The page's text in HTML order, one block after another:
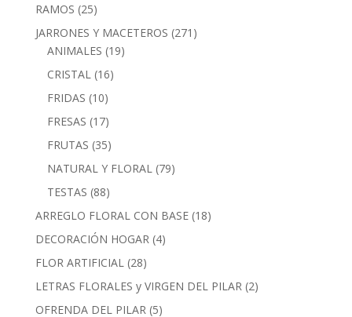
RAMOS 2525
productos
JARRONES Y MACETEROS 271 271
ANIMALES 1919
CRISTAL 1616
FRIDAS 1010
productos
FRESAS 1717
productos
FRUTAS 3535
productos
NATURAL Y FLORAL 7979
TESTAS 8888
productos
ARREGLO FLORAL CON BASE 1818
DECORACIÓN HOGAR 44
FLOR ARTIFICIAL 2828
productos
LETRAS FLORALES y VIRGEN DEL PILAR 22
OFRENDA DEL PILAR 55